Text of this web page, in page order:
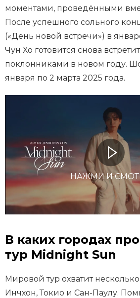
моментами, проведёнными
После успешного сольного
(«День новой встречи») в
Чун Хо готовится снова
поклонниками в новом году.
января по 2 марта 2025 года.
НАЖМИ И
В каких городах
тур Midnight Sun
Мировой тур охватит
Инчхон, Токио и Сан-Паулу.